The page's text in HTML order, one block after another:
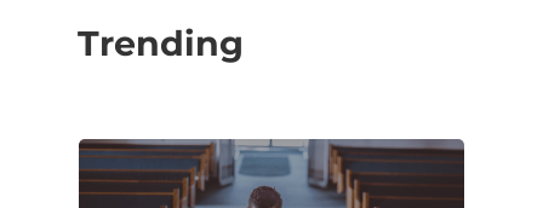
Trending